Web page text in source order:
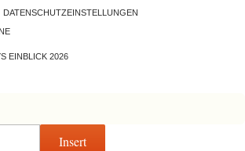
DATENSCHUTZEINSTELLUNGEN
EINBLICK 2026
Insert